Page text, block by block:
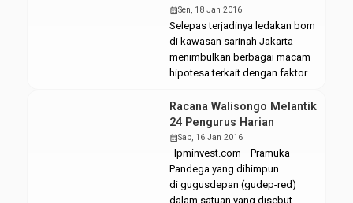
bagi fund ricing yang
mengedepankan nilai-nilai
religiusitas. Target ini dilandasi
potensi […]
calendar_monthSen, 18 Jan 2016
Selepas terjadinya ledakan bom
di kawasan sarinah Jakarta
menimbulkan berbagai macam
hipotesa terkait dengan faktor-
terjadinya terorisme, antara
faktor tersebut adalah sejarah,
politik, ideologi, maupun
ekonomi. Walaupun sebenarnya
belum ada yang bisa
memastikan penyebab
terjadinya aksi terorisme. Secara
Racana Walisongo Melantik
24 Pengurus Harian
calendar_monthSab, 16 Jan 2016
lpminvest.com– Pramuka
Pandega yang dihimpun
di gugusdepan (gudep-red)
dalam satuan yang disebut